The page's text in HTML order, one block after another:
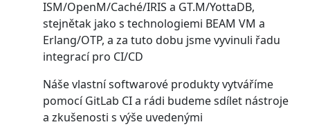
ISM/OpenM/Caché/IRIS a GT.M/YottaDB,
stejnětak jako s technologiemi BEAM VM a
Erlang/OTP, a za tuto dobu jsme vyvinuli řadu
integrací pro CI/CD
Náše vlastní softwarové produkty vytváříme
pomocí GitLab CI a rádi budeme sdílet nástroje
a zkušenosti s výše uvedenými